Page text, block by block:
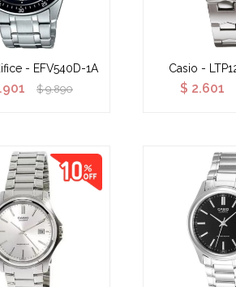
- EFV540D-1A
$ 9.890
Casio -
$ 2.601